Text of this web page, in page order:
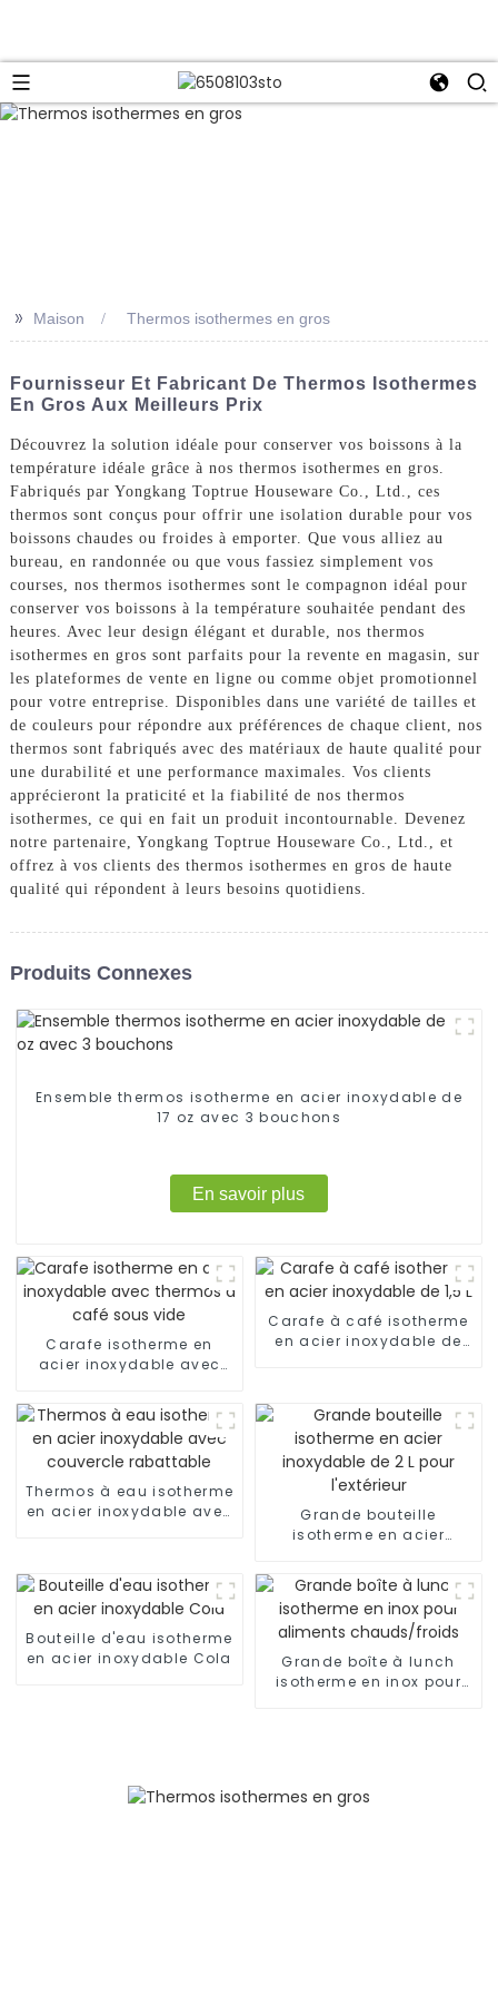
>> Maison Thermos isothermes en gros
Fournisseur Et Fabricant De Thermos Isothermes
En Gros Aux Meilleurs Prix
Découvrez la solution idéale pour conserver vos boissons à la
température idéale grâce à nos thermos isothermes en gros.
Fabriqués par Yongkang Toptrue Houseware Co., Ltd., ces
thermos sont conçus pour offrir une isolation durable pour vos
boissons chaudes ou froides à emporter. Que vous alliez au
bureau, en randonnée ou que vous fassiez simplement vos
courses, nos thermos isothermes sont le compagnon idéal pour
conserver vos boissons à la température souhaitée pendant des
heures. Avec leur design élégant et durable, nos thermos
isothermes en gros sont parfaits pour la revente en magasin, sur
les plateformes de vente en ligne ou comme objet promotionnel
pour votre entreprise. Disponibles dans une variété de tailles et
de couleurs pour répondre aux préférences de chaque client, nos
thermos sont fabriqués avec des matériaux de haute qualité pour
une durabilité et une performance maximales. Vos clients
apprécieront la praticité et la fiabilité de nos thermos
isothermes, ce qui en fait un produit incontournable. Devenez
notre partenaire, Yongkang Toptrue Houseware Co., Ltd., et
offrez à vos clients des thermos isothermes en gros de haute
qualité qui répondent à leurs besoins quotidiens.
Produits Connexes
Ensemble thermos isotherme en acier inoxydable de
17 oz avec 3 bouchons
En savoir plus
Carafe isotherme en
acier inoxydable avec
Carafe à café isotherme
en acier inoxydable de
Thermos à eau isotherme
en acier inoxydable avec
Grande bouteille
isotherme en acier
l'extérieur
Bouteille d'eau isotherme
en acier inoxydable Cola
Grande boîte à lunch
isotherme en inox pour